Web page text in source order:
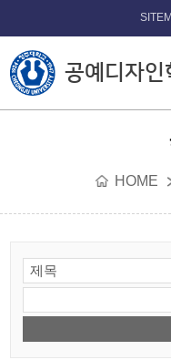
공예디자인
HOME